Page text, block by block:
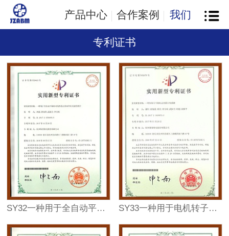
产品中心 合作案例 我们
专利证书
SY32一种用于全自动平衡机可线性校正的双丝杆式进给滑台 SY33一种用于电机转子全自动平衡修正设备的机械手结构